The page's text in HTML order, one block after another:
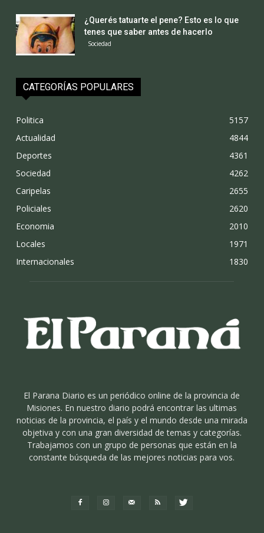
¿Querés tatuarte el pene? Esto es lo que
tenes que saber antes de hacerlo
Sociedad
CATEGORÍAS POPULARES
Politica
5157
Actualidad
4844
Deportes
4361
Sociedad
4262
Caripelas
2655
Policiales
2620
Economia
2010
Locales
1971
Internacionales
1830
El Parana Diario es un periódico online de la provincia de
Misiones. En nuestro diario podrá encontrar las ultimas
noticias de la provincia, el país y el mundo desde una mirada
objetiva y con una gran diversidad de temas y categorías.
Trabajamos con un grupo de personas que están en la
constante búsqueda de las mejores noticias para vos.